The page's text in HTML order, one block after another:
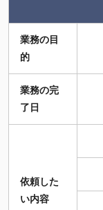
業務の目
的
業務の完
了日
依頼した
い内容